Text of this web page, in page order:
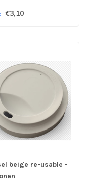
€3,10
beige re-usable -